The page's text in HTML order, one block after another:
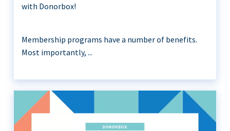
with Donorbox!
Membership programs have a number of benefits.
Most importantly, ...